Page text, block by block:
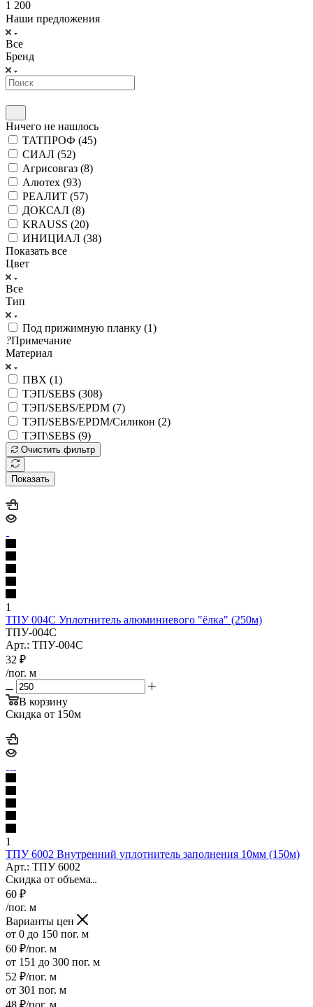
1 200
Наши предложения
Все
Бренд
Ничего не нашлось
ТАТПРОФ (45)
СИАЛ (52)
Агрисовгаз (8)
Алютех (93)
РЕАЛИТ (57)
ДОКСАЛ (8)
KRAUSS (20)
ИНИЦИАЛ (38)
Показать все
Цвет
Все
Тип
Под прижимную планку (1)
?Примечание
Материал
ПВХ (1)
ТЭП/SEBS (308)
ТЭП/SEBS/EPDM (7)
ТЭП/SEBS/EPDM/Силикон (2)
ТЭП\SEBS (9)
Очистить фильтр
Показать
1
ТПУ 004C Уплотнитель алюминиевого "ёлка" (250м)
ТПУ-004С
Арт.: ТПУ-004С
32 ₽
/пог. м
В корзину
Скидка от 150м
1
ТПУ 6002 Внутренний уплотнитель заполнения 10мм (150м)
Арт.: ТПУ 6002
Скидка от объема
60 ₽
/пог. м
Варианты цен
от 0 до 150 пог. м
60 ₽/пог. м
от 151 до 300 пог. м
52 ₽/пог. м
от 301 пог. м
48 ₽/пог. м